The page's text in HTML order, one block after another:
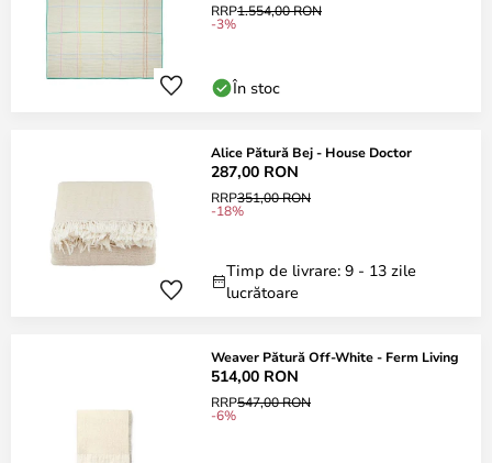
RRP1.554,00 RON
-3%
În stoc
Alice Pătură Bej - House Doctor
287,00 RON
RRP351,00 RON
-18%
Timp de livrare: 9 - 13 zile
lucrătoare
Weaver Pătură Off-White - Ferm Living
514,00 RON
RRP547,00 RON
-6%